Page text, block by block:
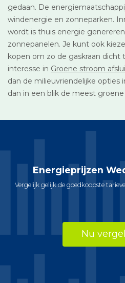
gedaan. De
windenergie en zonneparken.
wordt is thuis energie
zonnepanelen. Je kunt ook
kopen om zo de gaskraan dicht
interesse in Groene stroom
dan de milieuvriendelijke opties
dan in een blik de meest groene
Energieprijzen
Vergelijk gelijk de goedkoopste
Nu